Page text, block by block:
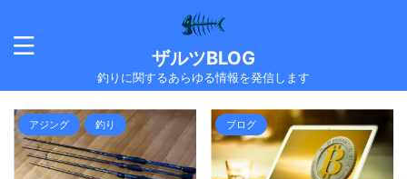
ザルツBLOG
釣りに関するあらゆる情報を発信します
アジング 釣り ブログ